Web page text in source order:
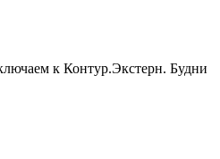
к Контур.Экстерн. Будни